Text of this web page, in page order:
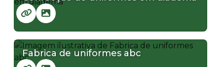
Fabrica de uniformes abc